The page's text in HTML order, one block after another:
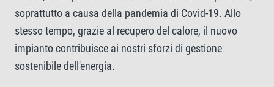
soprattutto a causa della pandemia di Covid-19. Allo
stesso tempo, grazie al recupero del calore, il nuovo
impianto contribuisce ai nostri sforzi di gestione
sostenibile dell'energia.